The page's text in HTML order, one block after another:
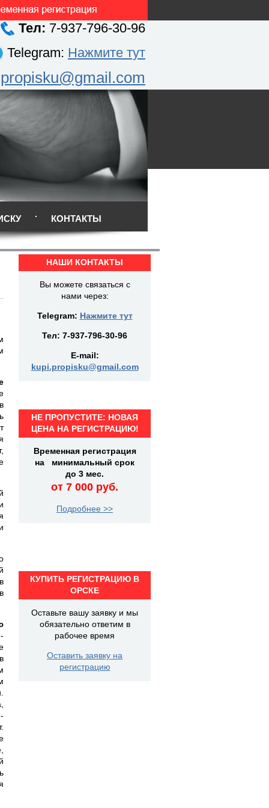
Тел: 7-937-796-30-96
Telegram: Нажмите тут
КОНТАКТЫ
-
НАШИ КОНТАКТЫ
Вы можете связаться с
нами через:
Telegram: Нажмите тут
Тел: 7-937-796-30-96
E-mail:
kupi.propisku@gmail.com
НЕ ПРОПУСТИТЕ: НОВАЯ
ЦЕНА НА РЕГИСТРАЦИЮ!
Временная регистрация
на минимальный срок
до 3 мес.
от 7 000 руб.
Подробнее >>
КУПИТЬ РЕГИСТРАЦИЮ В
ОРСКЕ
Оставьте вашу заявку и мы
обязательно ответим в
рабочее время
Оставить заявку на
регистрацию